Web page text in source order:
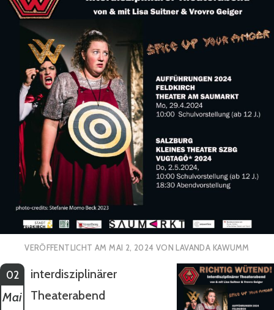
VERÖFFENTLICHT AMMAI 2, 2024 VONLAVANDA KAWUMM
02
Mai
interdisziplinärer
Theaterabend